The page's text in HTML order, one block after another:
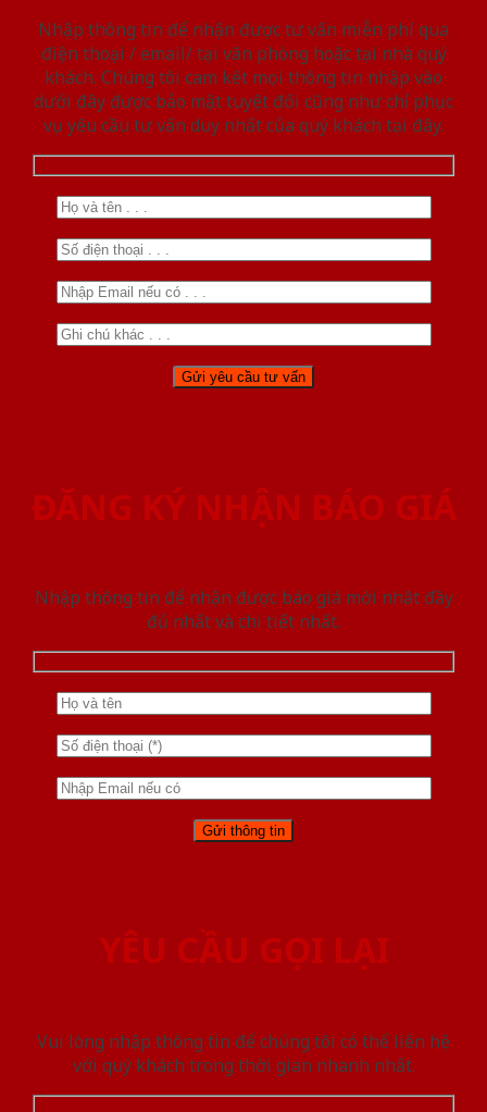
Nhập thông tin để nhận được tư vấn miễn phí qua
điện thoại / email/ tại văn phòng hoặc tại nhà quý
khách. Chúng tôi cam kết mọi thông tin nhập vào
dưới đây được bảo mật tuyệt đối cũng như chỉ phục
vụ yêu cầu tư vấn duy nhất của quý khách tại đây.
ĐĂNG KÝ NHẬN BÁO GIÁ
Nhập thông tin để nhận được báo giá mới nhât đầy
đủ nhất và chi tiết nhất.
YÊU CẦU GỌI LẠI
Vui lòng nhập thông tin để chúng tôi có thể liên hệ
với quý khách trong thời gian nhanh nhất.